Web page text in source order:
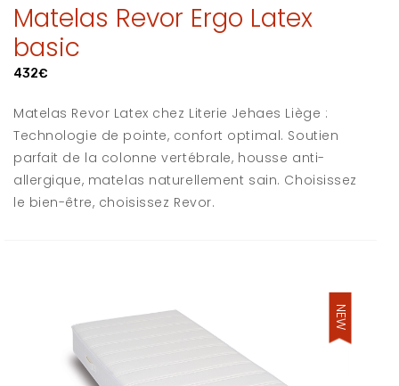
Matelas Revor Ergo Latex
basic
432€
Matelas Revor Latex chez Literie Jehaes Liège :
Technologie de pointe, confort optimal. Soutien
parfait de la colonne vertébrale, housse anti-
allergique, matelas naturellement sain. Choisissez
le bien-être, choisissez Revor.
NEW